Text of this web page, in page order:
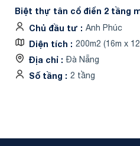
Biệt thự tân cổ điển 2 tầng
Chủ đầu tư
Anh Phúc
Diện tích 200m2 (16m x
Địa chỉ Đà Nẵng
Số tầng 2 tầng